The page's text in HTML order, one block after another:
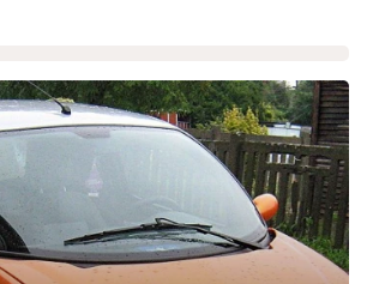
Modèles
Tendances